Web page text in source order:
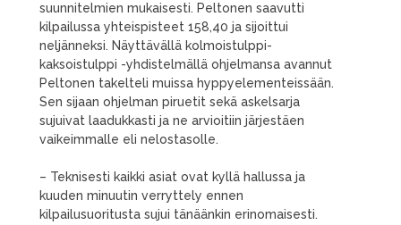
suunnitelmien mukaisesti. Peltonen saavutti
kilpailussa yhteispisteet 158,40 ja sijoittui
neljänneksi. Näyttävällä kolmoistulppi-
kaksoistulppi -yhdistelmällä ohjelmansa avannut
Peltonen takelteli muissa hyppyelementeissään.
Sen sijaan ohjelman piruetit sekä askelsarja
sujuivat laadukkasti ja ne arvioitiin järjestäen
vaikeimmalle eli nelostasolle.
– Teknisesti kaikki asiat ovat kyllä hallussa ja
kuuden minuutin verryttely ennen
kilpailusuoritusta sujui tänäänkin erinomaisesti.